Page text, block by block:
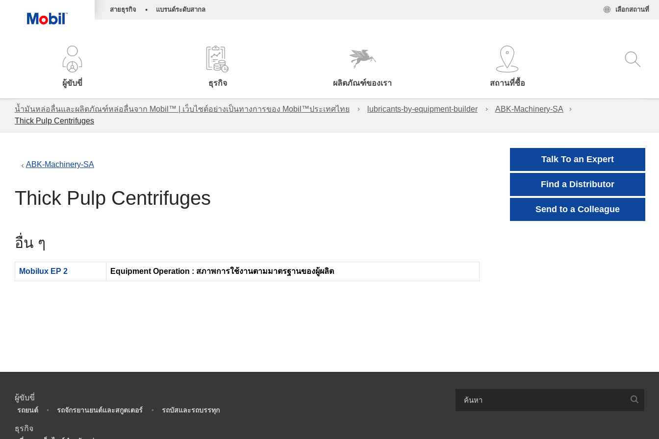
สายธุรกิจ • แบรนด์ระดับสากล เลือกสถานที่
ผู้ขับขี่ ธุรกิจ ผลิตภัณฑ์ของเรา สถานที่ซื้อ
น้ำมันหล่อลื่นและผลิตภัณฑ์หล่อลื่นจาก Mobil™ | เว็บไซต์อย่างเป็นทางการของ Mobil™ประเทศไทย lubricants-by-equipment-builder
ABK-Machinery-SA
Thick Pulp Centrifuges
ABK-Machinery-SA
Thick Pulp Centrifuges
อื่น ๆ
Mobilux EP 2 Equipment Operation : สภาพการใช้งานตามมาตรฐานของผู้ผลิต
Talk To an Expert
Find a Distributor
Send to a Colleague
ผู้ขับขี่
รถยนต์ • รถจักรยานยนต์และสกูตเตอร์ • รถบัสและรถบรรทุก
ธุรกิจ